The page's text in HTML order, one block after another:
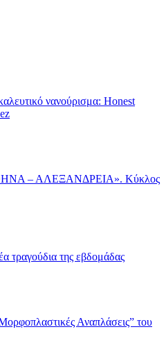
νανούρισμα: Honest
– ΑΛΕΞΑΝΔΡΕΙΑ». Κύκλος
τραγούδια της εβδομάδας
Αναπλάσεις” του